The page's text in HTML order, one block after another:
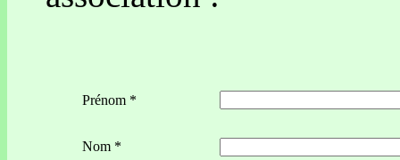
Prénom *
Nom *